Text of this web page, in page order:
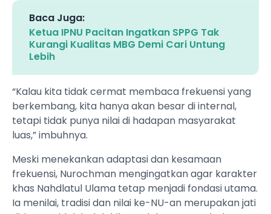
Baca Juga:
Ketua IPNU Pacitan Ingatkan SPPG Tak
Kurangi Kualitas MBG Demi Cari Untung
Lebih
“Kalau kita tidak cermat membaca frekuensi yang
berkembang, kita hanya akan besar di internal,
tetapi tidak punya nilai di hadapan masyarakat
luas,” imbuhnya.
Meski menekankan adaptasi dan kesamaan
frekuensi, Nurochman mengingatkan agar karakter
khas Nahdlatul Ulama tetap menjadi fondasi utama.
Ia menilai, tradisi dan nilai ke-NU-an merupakan jati